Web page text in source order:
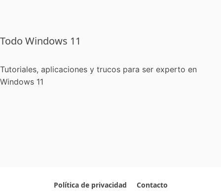
Todo Windows 11
Tutoriales, aplicaciones y trucos para ser experto en
Windows 11
Política de privacidad Contacto